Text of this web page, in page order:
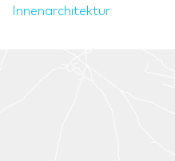
Innenarchitektur